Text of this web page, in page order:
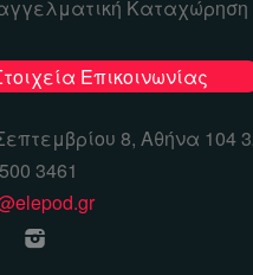
Καταχώρηση
Επικοινωνίας
8, Αθήνα 104
3461